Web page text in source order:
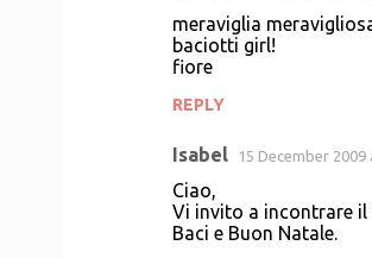
meraviglia
baciotti girl!
fiore
REPLY
Isabel 15 December 2009
Ciao,
Vi invito a incontrare il
Baci e Buon Natale.